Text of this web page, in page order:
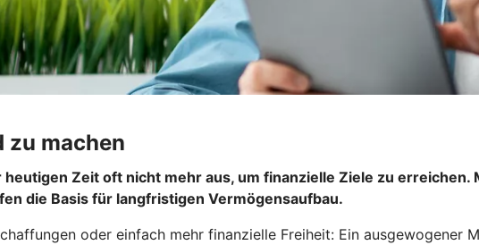
zu machen
heutigen Zeit oft nicht mehr aus, um finanzielle Ziele zu
die Basis für langfristigen Vermögensaufbau.
oder einfach mehr finanzielle Freiheit: Ein ausgewogener